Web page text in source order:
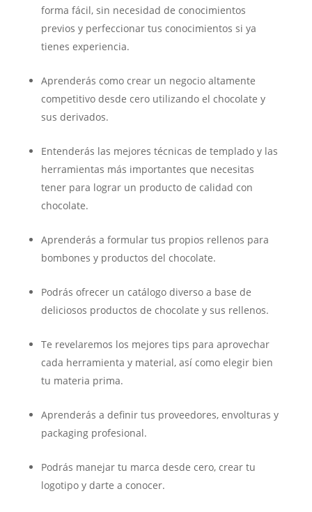
forma fácil, sin necesidad de conocimientos
previos y perfeccionar tus conocimientos si ya
tienes experiencia.
Aprenderás como crear un negocio altamente
competitivo desde cero utilizando el chocolate y
sus derivados.
Entenderás las mejores técnicas de templado y las
herramientas más importantes que necesitas
tener para lograr un producto de calidad con
chocolate.
Aprenderás a formular tus propios rellenos para
bombones y productos del chocolate.
Podrás ofrecer un catálogo diverso a base de
deliciosos productos de chocolate y sus rellenos.
Te revelaremos los mejores tips para aprovechar
cada herramienta y material, así como elegir bien
tu materia prima.
Aprenderás a definir tus proveedores, envolturas y
packaging profesional.
Podrás manejar tu marca desde cero, crear tu
logotipo y darte a conocer.